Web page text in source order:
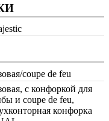
coupe de feu
с конфоркой для
и coupe de feu,
конфорка